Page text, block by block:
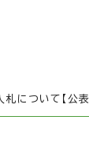
について【公表